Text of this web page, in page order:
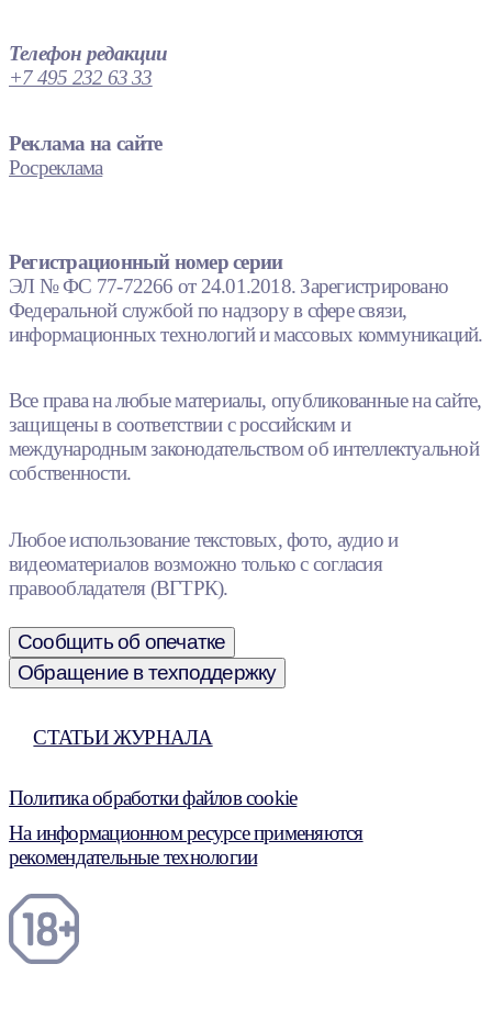
Телефон редакции
+7 495 232 63 33
Реклама на сайте
Росреклама
Регистрационный номер серии
ЭЛ № ФС 77-72266 от 24.01.2018. Зарегистрировано
Федеральной службой по надзору в сфере связи,
информационных технологий и массовых коммуникаций.
Все права на любые материалы, опубликованные на сайте,
защищены в соответствии с российским и
международным законодательством об интеллектуальной
собственности.
Любое использование текстовых, фото, аудио и
видеоматериалов возможно только с согласия
правообладателя (ВГТРК).
Сообщить об опечатке
Обращение в техподдержку
СТАТЬИ ЖУРНАЛА
Политика обработки файлов cookie
На информационном ресурсе применяются
рекомендательные технологии